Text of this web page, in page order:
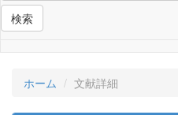
検索
ホーム 文献詳細